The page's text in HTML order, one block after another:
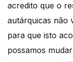
acredito que o
autárquicas não
para que isto
possamos